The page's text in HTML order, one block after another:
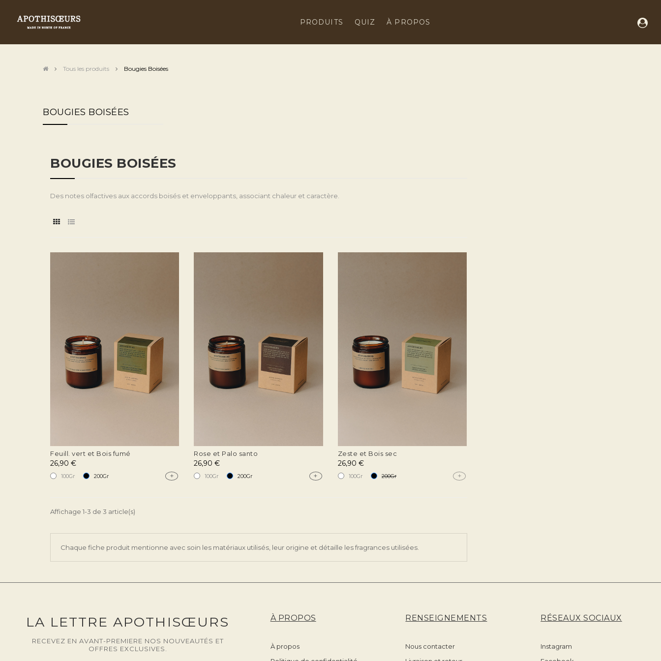
PRODUITS QUIZ À PROPOS
Tous les produits Bougies Boisées
BOUGIES BOISÉES
BOUGIES BOISÉES
Des notes olfactives aux accords boisés et enveloppants, associant chaleur et caractère.
Feuill. vert et Bois fumé
26,90 €
100Gr 200Gr +
Rose et Palo santo
26,90 €
100Gr 200Gr +
Zeste et Bois sec
26,90 €
100Gr 200Gr +
Affichage 1-3 de 3 article(s)
Chaque fiche produit mentionne avec soin les matériaux utilisés, leur origine et détaille les fragrances utilisées.
LA LETTRE APOTHISŒURS
RECEVEZ EN AVANT-PREMIERE NOS NOUVEAUTÉS ET
OFFRES EXCLUSIVES.
À PROPOS
À propos
RENSEIGNEMENTS
Nous contacter
RÉSEAUX SOCIAUX
Instagram